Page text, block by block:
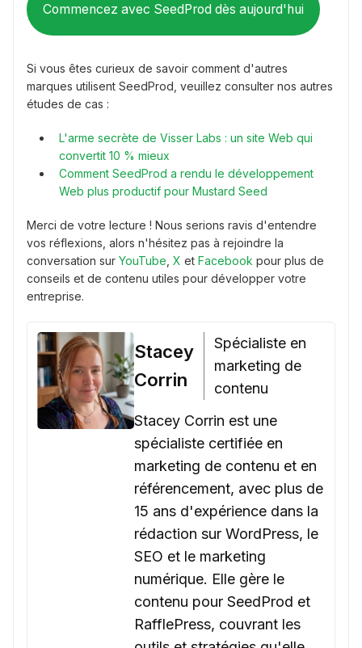
Commencez avec SeedProd dès aujourd'hui
Si vous êtes curieux de savoir comment d'autres
marques utilisent SeedProd, veuillez consulter nos autres
études de cas :
L'arme secrète de Visser Labs : un site Web qui
convertit 10 % mieux
Comment SeedProd a rendu le développement
Web plus productif pour Mustard Seed
Merci de votre lecture ! Nous serions ravis d'entendre
vos réflexions, alors n'hésitez pas à rejoindre la
conversation sur YouTube X et Facebook pour plus de
conseils et de contenu utiles pour développer votre
entreprise.
Stacey
Corrin
Spécialiste en
marketing de
contenu
Stacey Corrin est une
spécialiste certifiée en
marketing de contenu et en
référencement, avec plus de
15 ans d'expérience dans la
rédaction sur WordPress, le
SEO et le marketing
numérique. Elle gère le
contenu pour SeedProd et
RafflePress, couvrant les